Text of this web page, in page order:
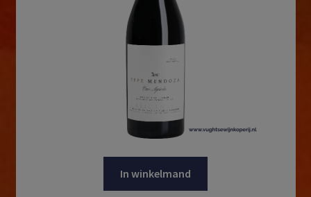
In winkelmand